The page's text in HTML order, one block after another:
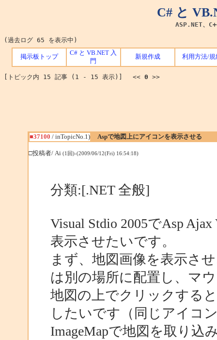
C# と
ASP.NET、
(過去ログ 65 を表示中)
掲示板トップ
C# と VB.NET 入
門
新規作成 利用方法/規
[トピック内 15 記事 (1 - 15 表示)] << 0 >>
■37100 / inTopicNo.1) Aspで地図上にアイコンを表示させる
□投稿者/ Ai (1回)-(2009/06/12(Fri) 16:54:18)
分類:[.NET 全般]
Visual Stdio 2005でAsp
表示させたいです。
まず、地図画像を表示さ
は別の場所に配置し、マ
地図の上でクリックする
したいです（同じアイコ
ImageMapで地図を取り込